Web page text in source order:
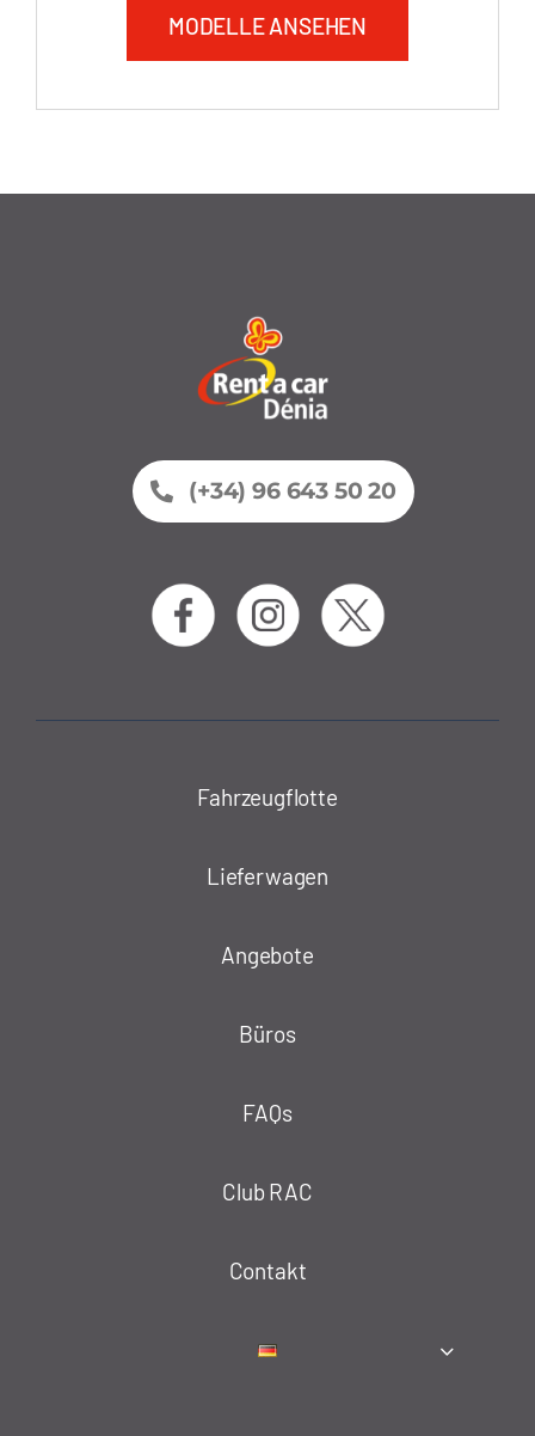
MODELLE ANSEHEN
(+34) 96 643 50 20
Fahrzeugflotte
Lieferwagen
Angebote
Büros
FAQs
Club RAC
Contakt